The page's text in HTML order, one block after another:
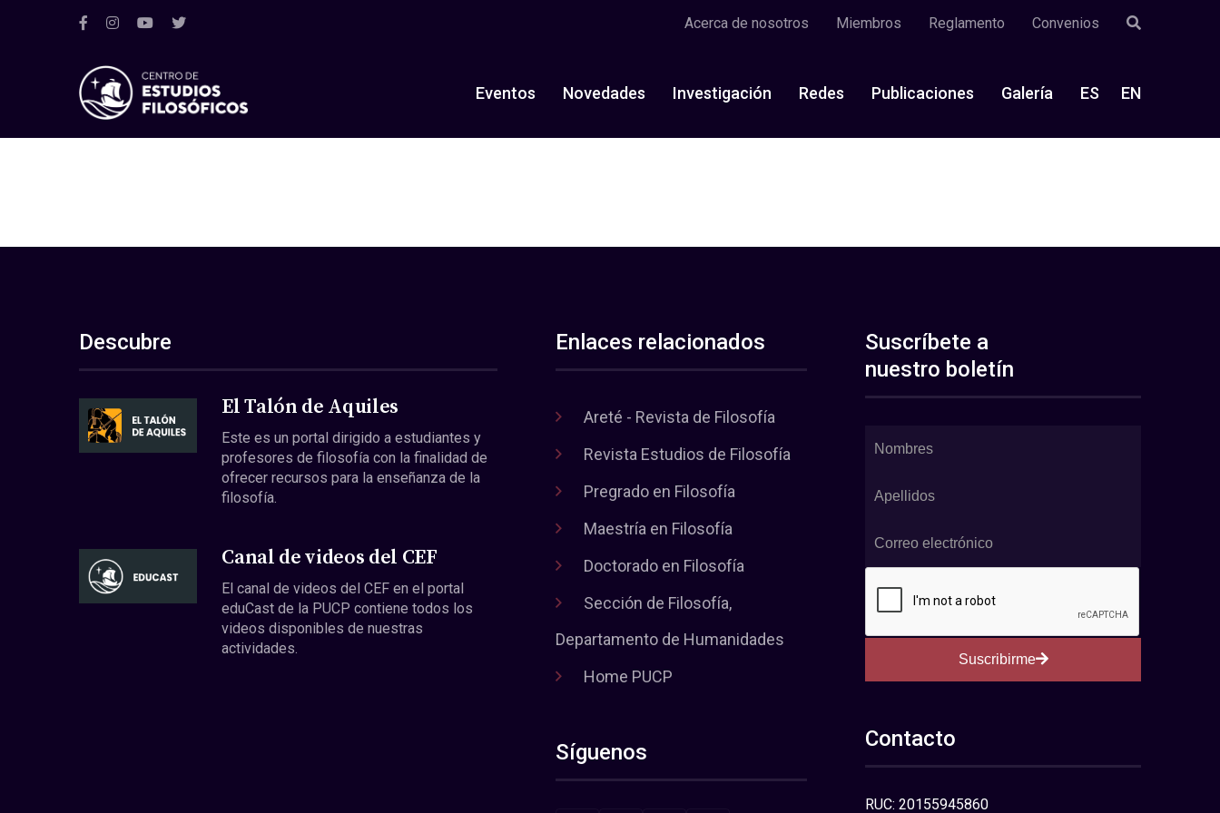
Acerca de nosotros Miembros Reglamento Convenios
Eventos Novedades Investigación Redes Publicaciones Galería ES EN
Descubre
El Talón de Aquiles
Este es un portal dirigido a estudiantes y
profesores de filosofía con la finalidad de
ofrecer recursos para la enseñanza de la
filosofía.
Canal de videos del CEF
El canal de videos del CEF en el portal
eduCast de la PUCP contiene todos los
videos disponibles de nuestras
actividades.
Enlaces relacionados
Areté - Revista de Filosofía
Revista Estudios de Filosofía
Pregrado en Filosofía
Maestría en Filosofía
Doctorado en Filosofía
Sección de Filosofía,
Departamento de Humanidades
Home PUCP
Síguenos
Suscríbete a
nuestro boletín
Suscribirme
Contacto
RUC: 20155945860